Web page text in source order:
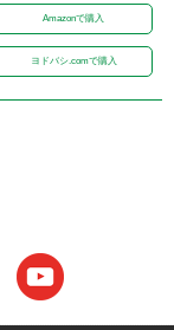
Amazonで購入
ヨドバシ.comで購入